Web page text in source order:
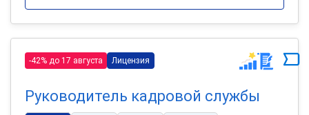
-42% до 17 августа Лицензия
Руководитель кадровой службы